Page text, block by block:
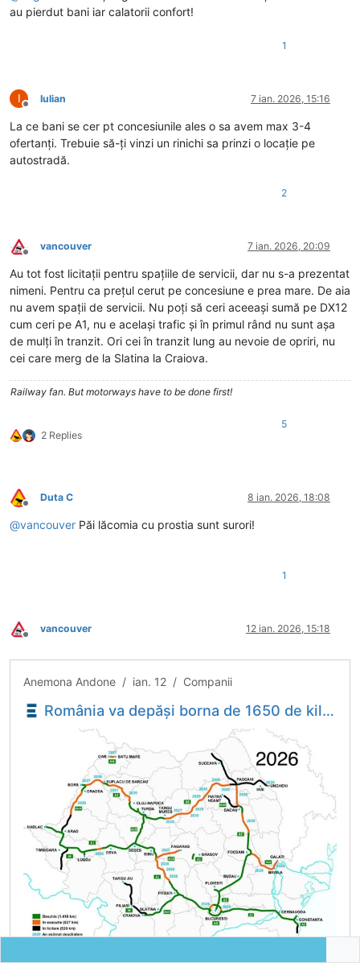
au pierdut bani iar calatorii confort!
1
I
Deconectat
Iulian 7 ian. 2026, 15:16
La ce bani se cer pt concesiunile ales o sa avem max 3-4
ofertanți. Trebuie să-ți vinzi un rinichi sa prinzi o locație pe
autostradă.
2
Deconectat
vancouver 7 ian. 2026, 20:09
Au tot fost licitații pentru spațiile de servicii, dar nu s-a prezentat
nimeni. Pentru ca prețul cerut pe concesiune e prea mare. De aia
nu avem spații de servicii. Nu poți să ceri aceeași sumă pe DX12
cum ceri pe A1, nu e același trafic și în primul rând nu sunt așa
de mulți în tranzit. Ori cei în tranzit lung au nevoie de opriri, nu
cei care merg de la Slatina la Craiova.
Railway fan. But motorways have to be done first!
2 Replies
5
Deconectat
Duta C 8 ian. 2026, 18:08
@vancouver Păi lăcomia cu prostia sunt surori!
1
Deconectat
vancouver 12 ian. 2026, 15:18
Anemona Andone / ian. 12 / Companii
România va depăși borna de 1650 de kilometri autostradă și drum expres în trafic în 2026 - secretar de stat - Economica.net